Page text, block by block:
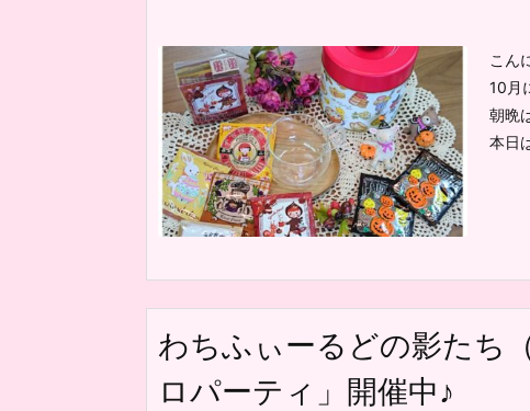
こん
10月
朝晩
本日
わちふぃーるどの影たち
ロパーティ」開催中♪